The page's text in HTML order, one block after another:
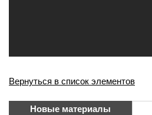
вконтакте
Вернуться в список элементов
Новые материалы